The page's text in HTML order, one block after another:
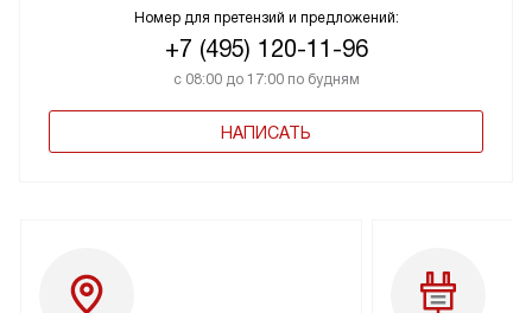
Номер для претензий и предложений:
+7 (495) 120-11-96
с 08:00 до 17:00 по будням
НАПИСАТЬ